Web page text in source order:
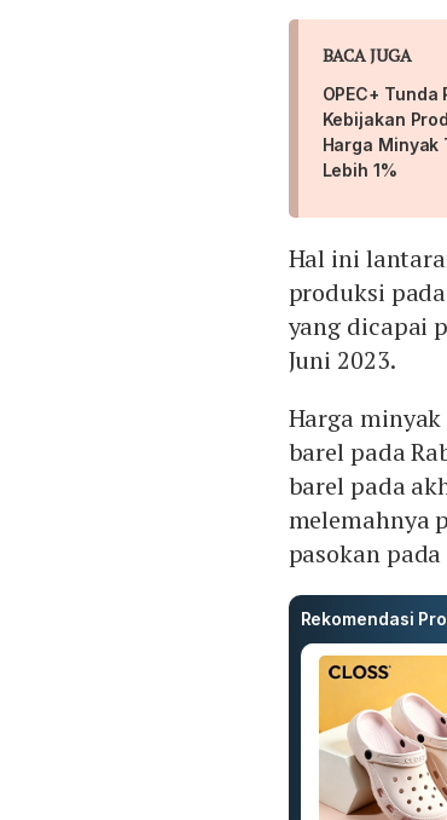
BACA JUGA
OPEC+ Tunda
Kebijakan
Harga Minyak
Lebih 1%
Hal ini
produksi
yang dicapai
Juni 2023.
Harga
barel pada
barel pada
melemahnya
pasokan pada
Rekomendasi